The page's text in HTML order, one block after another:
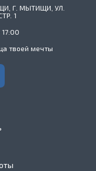
Г. МЫТИЩИ, УЛ.
1
твоей мечты